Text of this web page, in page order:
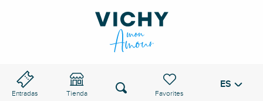
Entradas Tienda
Voir les favoris
Buscar ES